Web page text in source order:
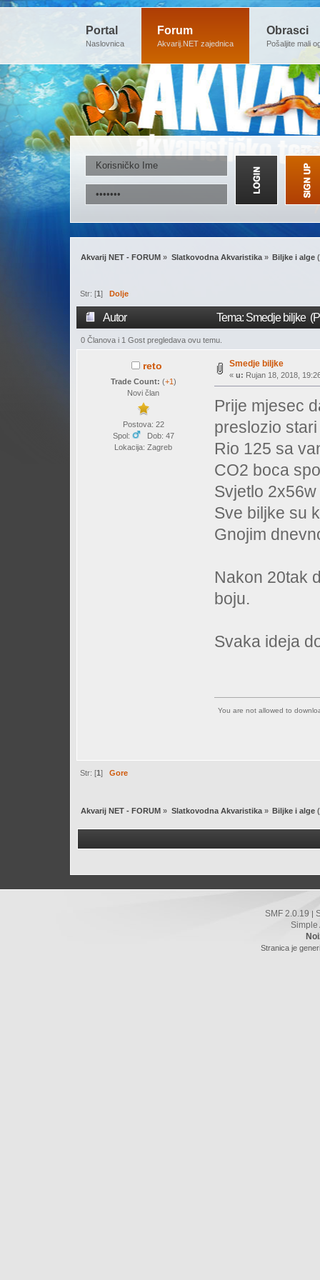
Portal
Naslovnica
Forum
Akvarij.NET zajednica
Obrasci
Pošaljite mali
Akvarij NET - FORUM » Slatkovodna Akvaristika» Biljke i alge
Str: [1] Dolje
Autor Tema: Smedje biljke
0 Članova i 1 Gost pregledava ovu temu.
reto
Trade Count: (+1)
Novi član
Postova: 22
Spol:
Dob: 47
Lokacija: Zagreb
Smedje biljke
« u: Rujan 18, 2018,
Prije mjesec
preslozio
Rio 125 sa
CO2 boca
Svjetlo
Sve biljke su
Gnojim
Nakon 20tak
boju.
Svaka ideja
You are not allowed to
Str: [1]Gore
Akvarij NET - FORUM » Slatkovodna Akvaristika» Biljke i alge
SMF 2.0.19 |
Simple
Stranica je